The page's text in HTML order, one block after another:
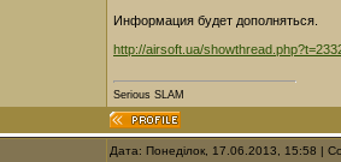
Информация будет дополняться.
http://airsoft.ua/
Serious SLAM
Дата: Понеділок, 17.06.2013, 15:58 |